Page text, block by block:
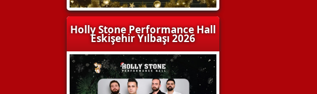
Holly Stone Performance Hall
Eskişehir Yılbaşı 2026